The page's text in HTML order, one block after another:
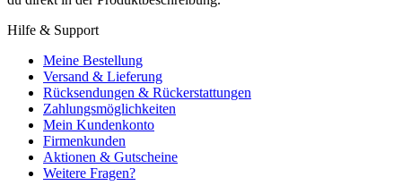
Hilfe & Support
Meine Bestellung
Versand & Lieferung
Rücksendungen & Rückerstattungen
Zahlungsmöglichkeiten
Mein Kundenkonto
Firmenkunden
Aktionen & Gutscheine
Weitere Fragen?